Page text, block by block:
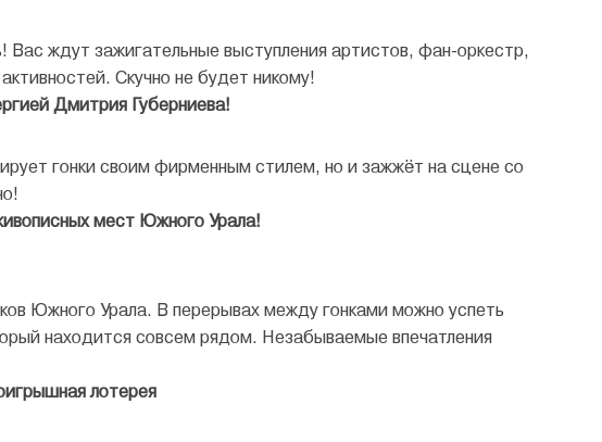
ждут зажигательные выступления артистов, фан-оркестр,
Скучно не будет никому!
Дмитрия Губерниева!
гонки своим фирменным стилем, но и зажжёт на сцене со
мест Южного Урала!
Южного Урала. В перерывах между гонками можно успеть
находится совсем рядом. Незабываемые впечатления
лотерея